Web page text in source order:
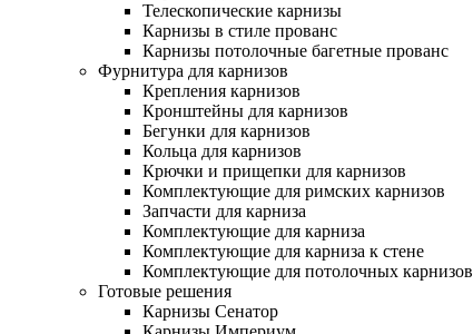
Телескопические карнизы
Карнизы в стиле прованс
Карнизы потолочные багетные прованс
Фурнитура для карнизов
Крепления карнизов
Кронштейны для карнизов
Бегунки для карнизов
Кольца для карнизов
Крючки и прищепки для карнизов
Комплектующие для римских карнизов
Запчасти для карниза
Комплектующие для карниза
Комплектующие для карниза к стене
Комплектующие для потолочных карнизов
Готовые решения
Карнизы Сенатор